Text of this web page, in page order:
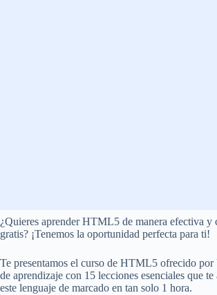
¿Quieres aprender HTML5 de manera efectiva y
gratis? ¡Tenemos la oportunidad perfecta para ti!
Te presentamos el curso de HTML5 ofrecido por
de aprendizaje con 15 lecciones esenciales que
este lenguaje de marcado en tan solo 1 hora.